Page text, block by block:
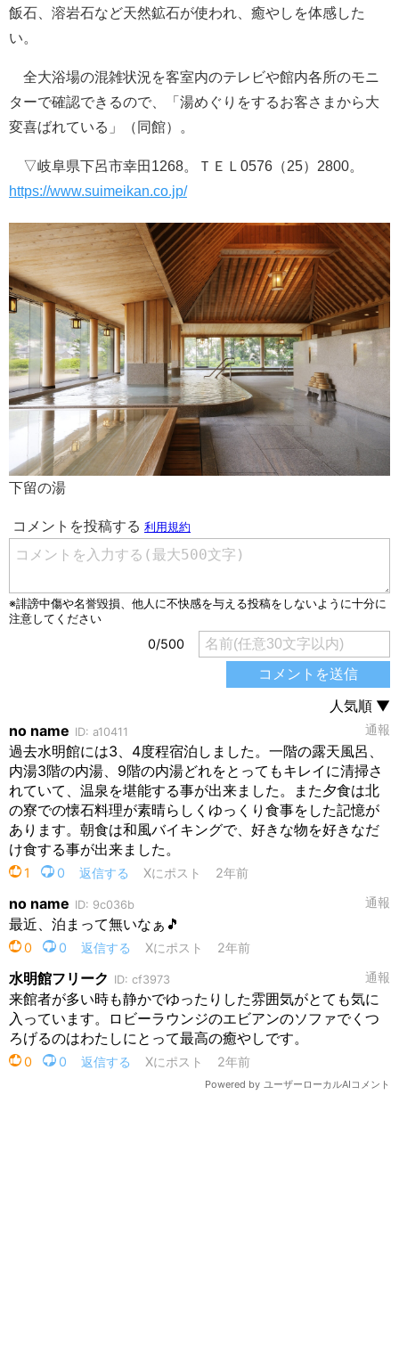
飯石、溶岩石など天然鉱石が使われ、癒やしを体感した
い。
全大浴場の混雑状況を客室内のテレビや館内各所のモニ
ターで確認できるので、「湯めぐりをするお客さまから大
変喜ばれている」（同館）。
▽岐阜県下呂市幸田1268。ＴＥＬ0576（25）2800。
https://www.suimeikan.co.jp/
下留の湯